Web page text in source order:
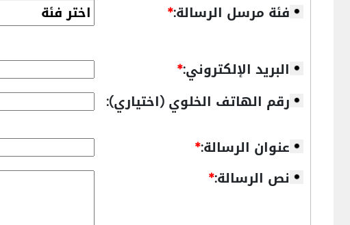
فئة مرسل الرسالة:*
البريد الإلكتروني:*
رقم الهاتف الخلوي (اختياري):
عنوان الرسالة:*
نص الرسالة:*